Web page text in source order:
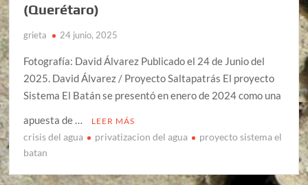
(Querétaro)
grieta 24 junio, 2025
Fotografía: David Álvarez Publicado el 24 de Junio del
2025. David Álvarez / Proyecto Saltapatrás El proyecto
Sistema El Batán se presentó en enero de 2024 como una
apuesta de …
LEER MÁS
crisis del agua privatizacion del agua
proyecto sistema el
batan